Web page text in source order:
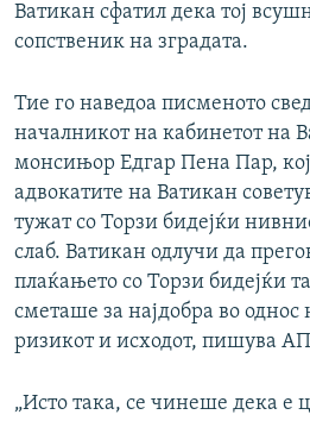
Ватикан сфатил дека тој
сопственик на зградата.
Тие го наведоа писменото
началникот на кабинетот на
монсињор Едгар Пена Пар,
адвокатите на Ватикан
тужат со Торзи бидејќи
слаб. Ватикан одлучи да
плаќањето со Торзи бидејќи
сметаше за најдобра во
ризикот и исходот, пишува
„Исто така, се чинеше дека е